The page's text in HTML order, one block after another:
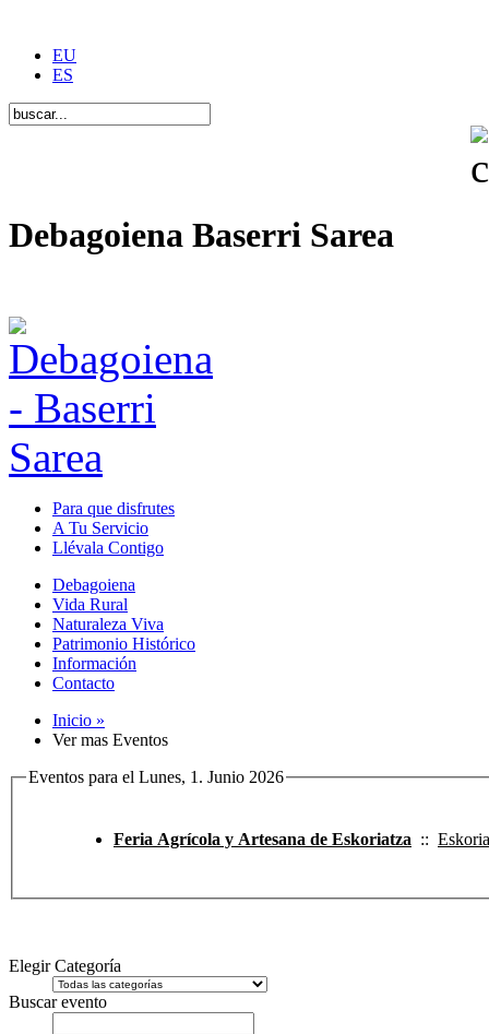
EU
ES
Debagoiena Baserri Sarea
Para que disfrutes
A Tu Servicio
Llévala Contigo
Debagoiena
Vida Rural
Naturaleza Viva
Patrimonio Histórico
Información
Contacto
Inicio »
Ver mas Eventos
Eventos para el Lunes, 1. Junio 2026
Feria Agrícola y Artesana de Eskoriatza ::
Elegir Categoría
Buscar evento